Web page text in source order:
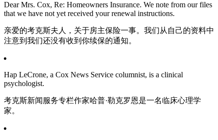
Dear Mrs. Cox, Re: Homeowners Insurance. We note from our files
that we have not yet received your renewal instructions.
亲爱的考克斯夫人，关于房主保险一事。我们从自己的资料中
注意到我们还没有收到你续保的通知。
Hap LeCrone, a Cox News Service columnist, is a clinical
psychologist.
考克斯新闻服务专栏作家哈普·勒克罗恩是一名临床心理学
家。